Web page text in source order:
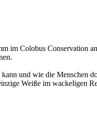
im Colobus Conservation
und wie die Menschen
Weiße im wackeligen